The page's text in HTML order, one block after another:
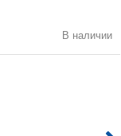
В наличии